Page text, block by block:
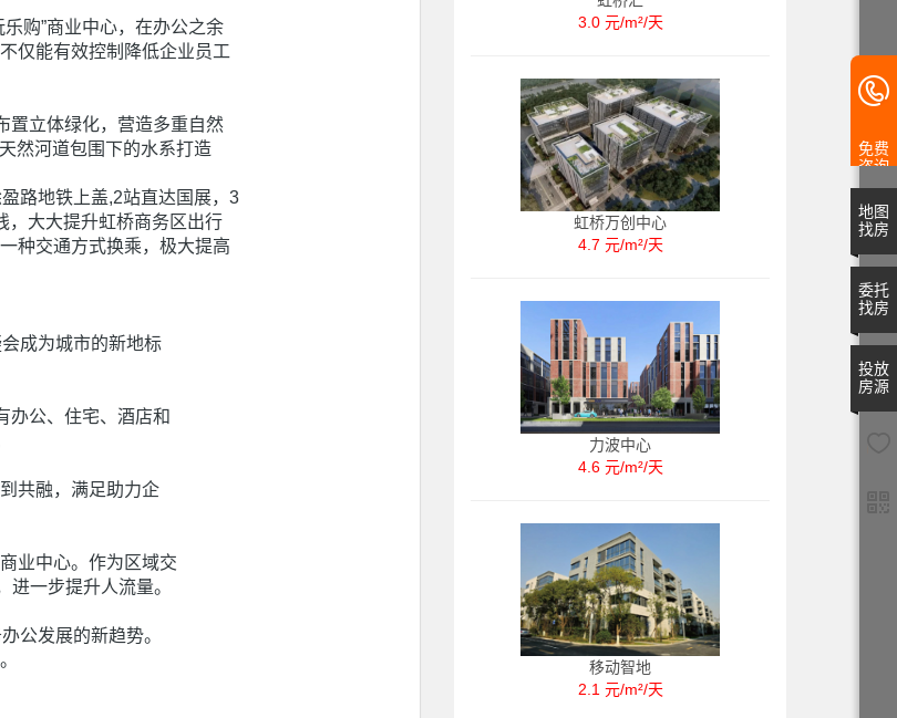
购”商业中心，在办公之余
仅能有效控制降低企业员工
置立体绿化，营造多重自然
然河道包围下的水系打造
路地铁上盖,2站直达国展，3
，大大提升虹桥商务区出行
种交通方式换乘，极大提高
成为城市的新地标
办公、住宅、酒店和
共融，满足助力企
业中心。作为区域交
一步提升人流量。
公发展的新趋势。
3.0 元/m²/天
虹桥万创中心
4.7 元/m²/天
力波中心
4.6 元/m²/天
移动智地
2.1 元/m²/天
免费
咨询
地图
找房
委托
找房
投放
房源